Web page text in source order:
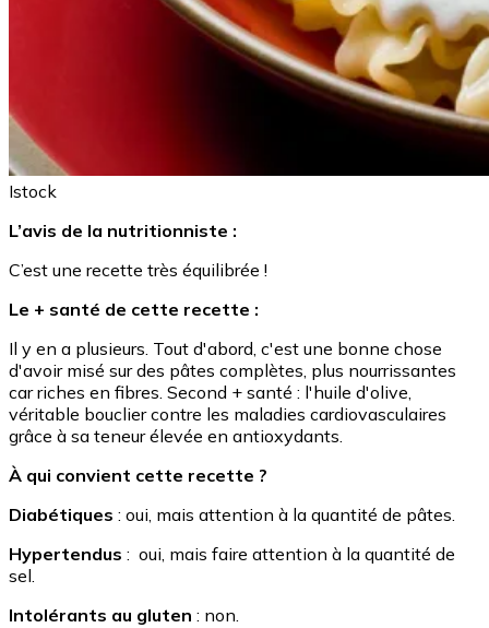
Istock
L’avis de la nutritionniste :
C’est une recette très équilibrée !
Le + santé de cette recette :
Il y en a plusieurs. Tout d'abord, c'est une bonne chose
d'avoir misé sur des pâtes complètes, plus nourrissantes
car riches en fibres. Second + santé : l'huile d'olive,
véritable bouclier contre les maladies cardiovasculaires
grâce à sa teneur élevée en antioxydants.
À qui convient cette recette ?
Diabétiques : oui, mais attention à la quantité de pâtes.
Hypertendus : oui, mais faire attention à la quantité de
sel.
Intolérants au gluten : non.